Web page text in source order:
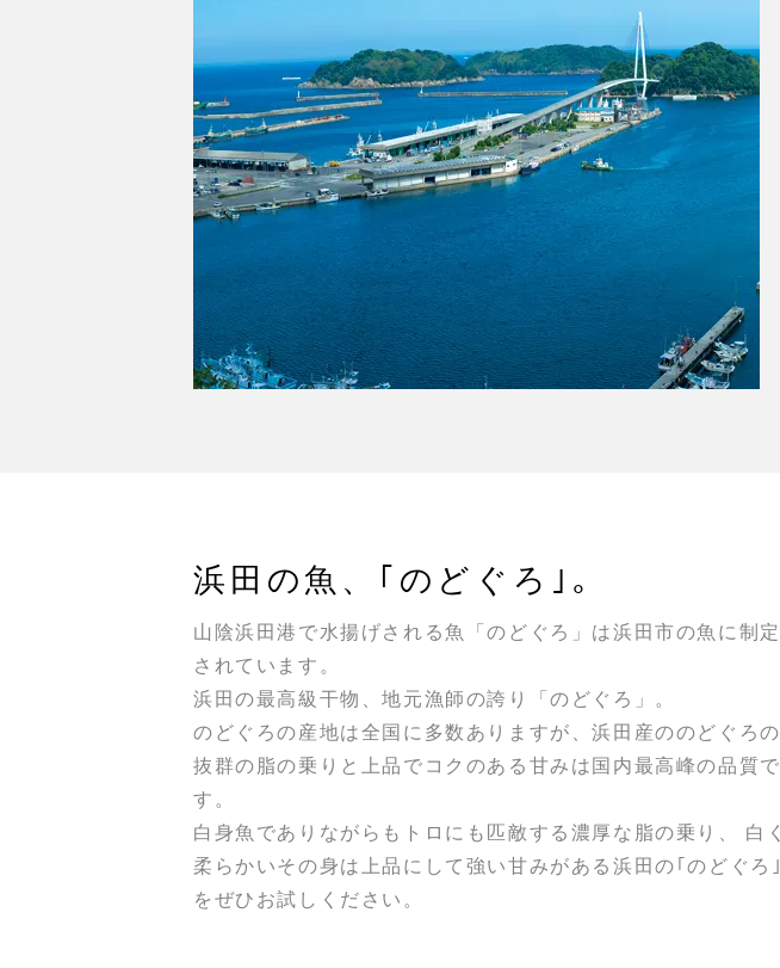
浜田の魚、｢のどぐろ｣。
山陰浜田港で水揚げされる魚「のどぐろ」は浜田市の魚に制定
されています。
浜田の最高級干物、地元漁師の誇り「のどぐろ」。
のどぐろの産地は全国に多数ありますが、浜田産ののどぐろの
抜群の脂の乗りと上品でコクのある甘みは国内最高峰の品質で
す。
白身魚でありながらもトロにも匹敵する濃厚な脂の乗り、 白く
柔らかいその身は上品にして強い甘みがある浜田の｢のどぐろ｣
をぜひお試しください。